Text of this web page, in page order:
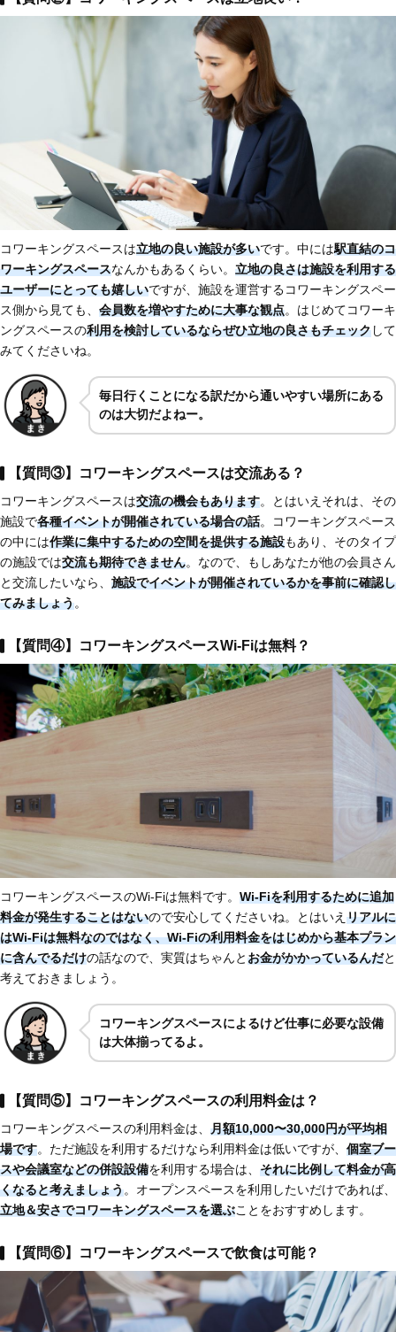
コワーキングスペースは立地の良い施設が多いです。中には駅直結のコ
ワーキングスペースなんかもあるくらい。 立地の良さは施設を利用する
ユーザーにとっても嬉しいですが、施設を運営するコワーキングスペー
ス側から見ても、 会員数を増やすために大事な観点。はじめてコワーキ
ングスペースの利用を検討しているならぜひ立地の良さもチェックして
みてくださいね。
毎日行くことになる訳だから通いやすい場所にある
のは大切だよねー。
【質問③】コワーキングスペースは交流ある？
コワーキングスペースは交流の機会もあります。とはいえそれは、その
施設で各種イベントが開催されている場合の話。コワーキングスペース
の中には作業に集中するための空間を提供する施設もあり、そのタイプ
の施設では交流も期待できません。なので、もしあなたが他の会員さん
と交流したいなら、 施設でイベントが開催されているかを事前に確認し
てみましょう。
【質問④】コワーキングスペースWi-Fiは無料？
コワーキングスペースのWi-Fiは無料です。 Wi-Fiを利用するために追加
料金が発生することはないので安心してくださいね。とはいえ リアルに
はWi-Fiは無料なのではなく、Wi-Fiの利用料金をはじめから基本プラン
に含んでるだけの話なので、実質はちゃんとお金がかかっているんだと
考えておきましょう。
コワーキングスペースによるけど仕事に必要な設備
は大体揃ってるよ。
【質問⑤】コワーキングスペースの利用料金は？
コワーキングスペースの利用料金は、 月額10,000〜30,000円が平均相
場です。ただ施設を利用するだけなら利用料金は低いですが、 個室ブー
スや会議室などの併設設備を利用する場合は、 それに比例して料金が高
くなると考えましょう。オープンスペースを利用したいだけであれば、
立地＆安さでコワーキングスペースを選ぶことをおすすめします。
【質問⑥】コワーキングスペースで飲食は可能？